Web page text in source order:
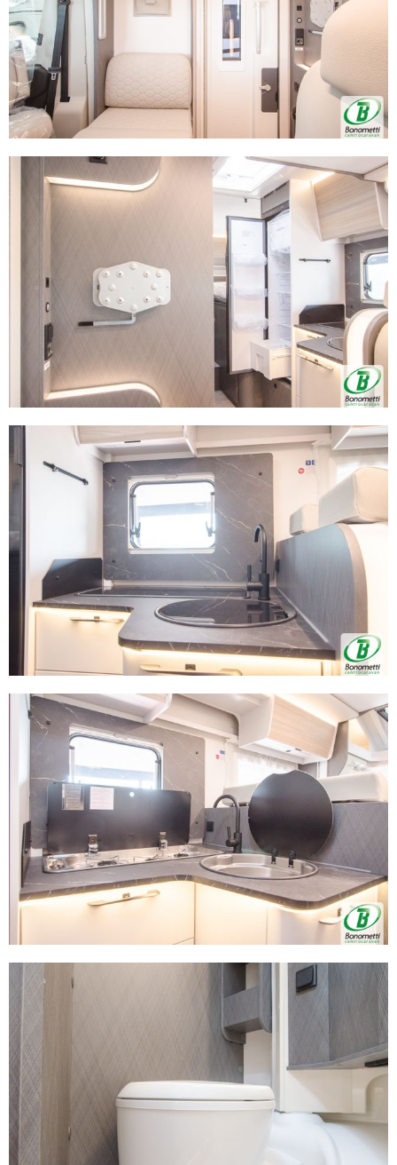
dalla Dichiarazione sui cookie.
Utilizziamo i cookie per personalizzare contenuti ed
annunci, per fornire funzionalità dei social media e per
analizzare il nostro traffico. Condividiamo inoltre
informazioni sul modo in cui utilizza il nostro sito con i
pubblicità e social media, i quali potrebbero combinarle
con altre informazioni che ha fornito loro o che hanno
raccolto dal suo utilizzo dei loro servizi.